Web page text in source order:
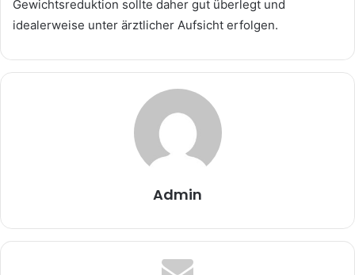
Gewichtsreduktion sollte daher gut überlegt und
idealerweise unter ärztlicher Aufsicht erfolgen.
Admin